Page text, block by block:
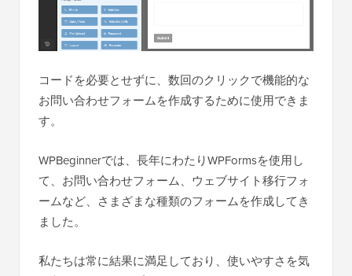
コードを必要とせずに、数回のクリックで機能的な
お問い合わせフォームを作成するために使用できま
す。
WPBeginnerでは、長年にわたりWPFormsを使用し
て、お問い合わせフォーム、ウェブサイト移行フォ
ームなど、さまざまな種類のフォームを作成してき
ました。
私たちは常に結果に満足しており、使いやすさを気